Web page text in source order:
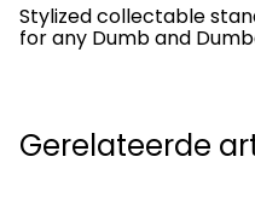
Stylized collectable
for any Dumb and
Gerelateerde